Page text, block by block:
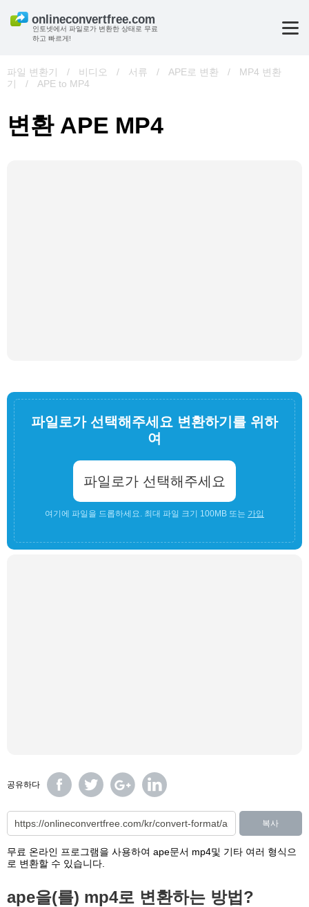
인토넷에서 파일로가 변환한 상태로 무료
하고 빠르게!
파일 변환기 / 비디오 / 서류 / APE로 변환 /
MP4 변환
기
/ APE to MP4
변환 APE MP4
파일로가 선택해주세요 변환하기를 위하
여
파일로가 선택해주세요
여기에 파일을 드롭하세요. 최대 파일 크기 100MB 또는 가입
공유하다
복사
무료 온라인 프로그램을 사용하여 ape문서 mp4및 기타 여러 형식으
로 변환할 수 있습니다.
ape을(를) mp4로 변환하는 방법?